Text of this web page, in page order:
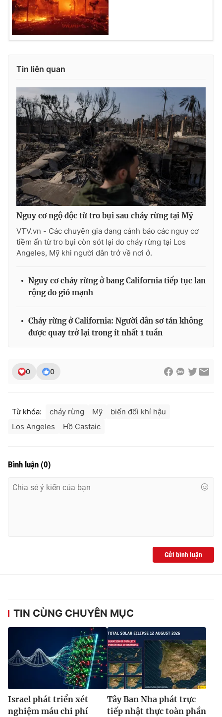
Ðiện thoại Thời báo VTV:024.66 897 897
Email:toasoan@vtv.vn
Liên hệ quảng cáo:
024-7300.7108
® Cấm sao chép dưới mọi hình thức nếu không có sự chấp
thuận bằng văn bản. Ghi rõ nguồn VTV.vn khi phát hành lại
thông tin từ website này.
Tin liên quan
Nguy cơ ngộ độc từ tro bụi sau cháy rừng tại Mỹ
VTV.vn - Các chuyên gia đang cảnh báo các nguy cơ
tiềm ẩn từ tro bụi còn sót lại do cháy rừng tại Los
Angeles, Mỹ khi người dân trở về nơi ở.
Nguy cơ cháy rừng ở bang California tiếp tục lan
rộng do gió mạnh
Cháy rừng ở California: Người dân sơ tán không
được quay trở lại trong ít nhất 1 tuần
0 0
Từ khóa: cháy rừng Mỹ
biến đổi khí hậu
Los Angeles
Hồ Castaic
Bình luận (0)
Gửi bình luận
TIN CÙNG CHUYÊN MỤC
Israel phát triển xét
nghiệm máu chi phí
Tây Ban Nha phát trực
tiếp nhật thực toàn phần